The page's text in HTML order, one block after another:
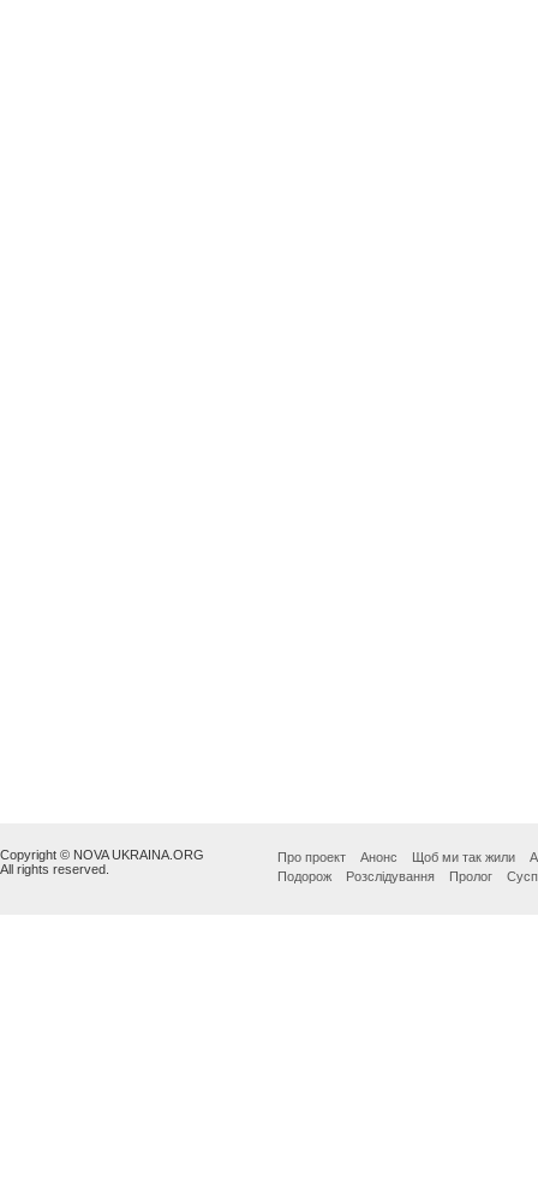
Copyright © NOVA UKRAINA.ORG
All rights reserved.
Про проект Анонс Щоб ми так жили
Подорож
Розслідування Пролог